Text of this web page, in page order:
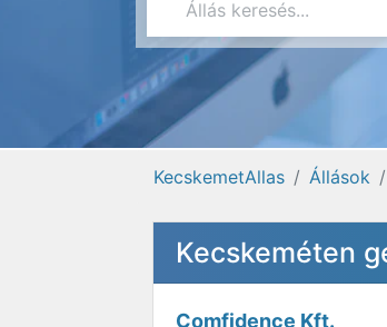
KecskemetAllas Állások
Kecskeméten
Comfidence Kft.